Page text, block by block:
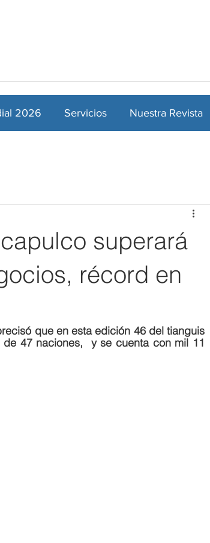
2026 Servicios Nuestra Revista
superará
récord en
que en esta edición 46 del tianguis
47 naciones,  y se cuenta con mil 11